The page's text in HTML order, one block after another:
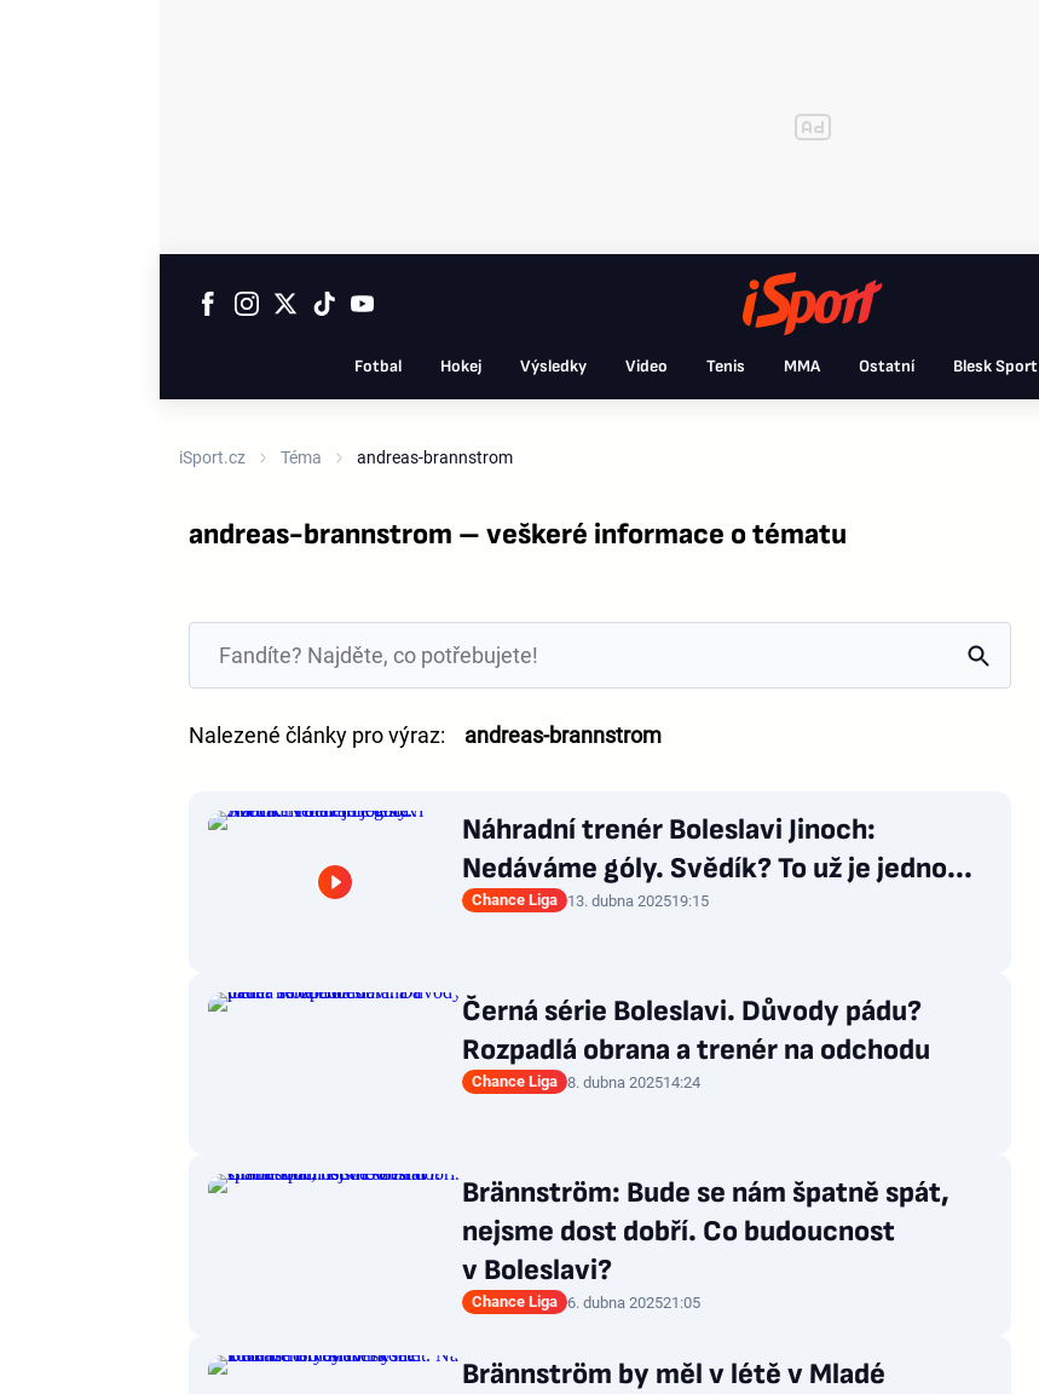
Fotbal Hokej Výsledky Video Tenis MMA Ostatní Blesk Sport
iSport.cz Téma andreas-brannstrom
andreas-brannstrom – veškeré informace o tématu
Nalezené články pro výraz: andreas-brannstrom
Náhradní trenér Boleslavi Jinoch:
Nedáváme góly. Svědík? To už je jedno...
Chance Liga 13. dubna 202519:15
Černá série Boleslavi. Důvody pádu?
Rozpadlá obrana a trenér na odchodu
Chance Liga 8. dubna 202514:24
Brännström: Bude se nám špatně spát,
nejsme dost dobří. Co budoucnost
v Boleslavi?
Chance Liga 6. dubna 202521:05
Brännström by měl v létě v Mladé